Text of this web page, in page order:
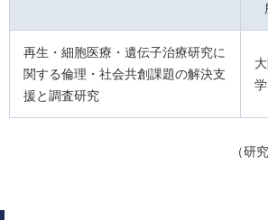
再生・細胞医療・遺伝子治療研究に
関する倫理・社会共創課題の解決支
援と調査研究
学
（研